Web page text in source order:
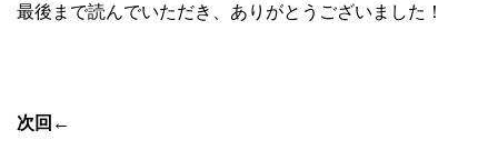
最後まで読んでいただき、ありがとうございました！
次回 ←